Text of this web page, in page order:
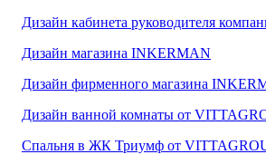
Дизайн кабинета руководителя
Дизайн магазина INKERMAN
Дизайн фирменного магазина
Дизайн ванной комнаты от
Спальня в ЖК Триумф от